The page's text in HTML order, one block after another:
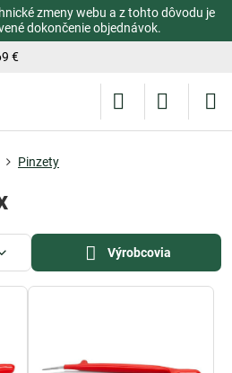
zmeny webu a z tohto dôvodu je
dokončenie objednávok.
€
Pinzety
Výrobcovia